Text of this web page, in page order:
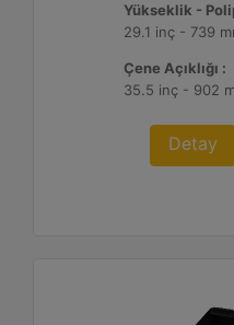
Yükseklik -
29.1 inç - 739
Çene Açıklığı :
35.5 inç - 902
Detay